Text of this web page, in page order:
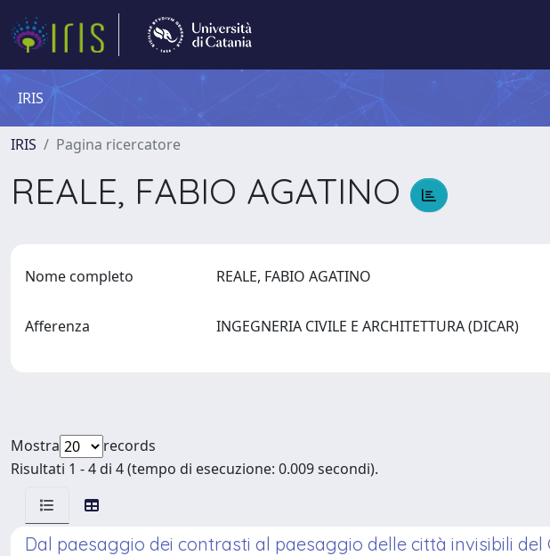
IRIS
IRIS Pagina ricercatore
REALE, FABIO AGATINO
Nome completo REALE, FABIO AGATINO
Afferenza INGEGNERIA CIVILE E ARCHITETTURA (DICAR)
Mostra
records
Risultati 1 - 4 di 4 (tempo di esecuzione: 0.009 secondi).
Dal paesaggio dei contrasti al paesaggio delle città invisibili del